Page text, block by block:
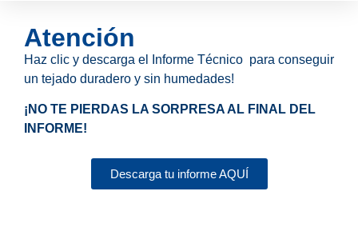
Atención
Haz clic y descarga el Informe Técnico para conseguir
un tejado duradero y sin humedades!
¡NO TE PIERDAS LA SORPRESA AL FINAL DEL
INFORME!
Descarga tu informe AQUÍ